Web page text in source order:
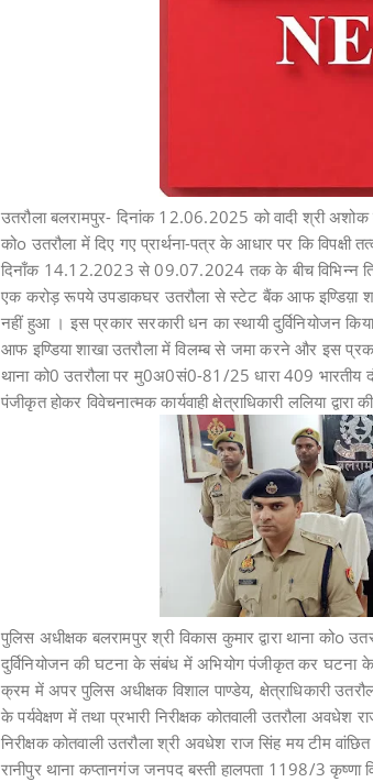
उतरौला बलरामपुर- दिनांक 12.06.2025 को वादी श्री अशोक
कोo उतरौला में दिए गए प्रार्थना-पत्र के आधार पर कि विपक्षी
दिनाँक 14.12.2023 से 09.07.2024 तक के बीच विभिन्न
एक करोड़ रूपये उपडाकघर उतरौला से स्टेट बैंक आफ इण्डिय़ा
नहीं हुआ । इस प्रकार सरकारी धन का स्थायी दुर्विनियोजन
आफ इण्डिया शाखा उतरौला में विलम्ब से जमा करने और इस
थाना को0 उतरौला पर मु0अ0सं0-81/25 धारा 409 भारतीय
पंजीकृत होकर विवेचनात्मक कार्यवाही क्षेत्राधिकारी ललिया द्वारा
पुलिस अधीक्षक बलरामपुर श्री विकास कुमार द्वारा थाना कोo
दुर्विनियोजन की घटना के संबंध में अभियोग पंजीकृत कर घटना
क्रम में अपर पुलिस अधीक्षक विशाल पाण्डेय, क्षेत्राधिकारी
के पर्यवेक्षण में तथा प्रभारी निरीक्षक कोतवाली उतरौला अवधेश
निरीक्षक कोतवाली उतरौला श्री अवधेश राज सिंह मय टीम
रानीपुर थाना कप्तानगंज जनपद बस्ती हालपता 1198/3 कृष्णा